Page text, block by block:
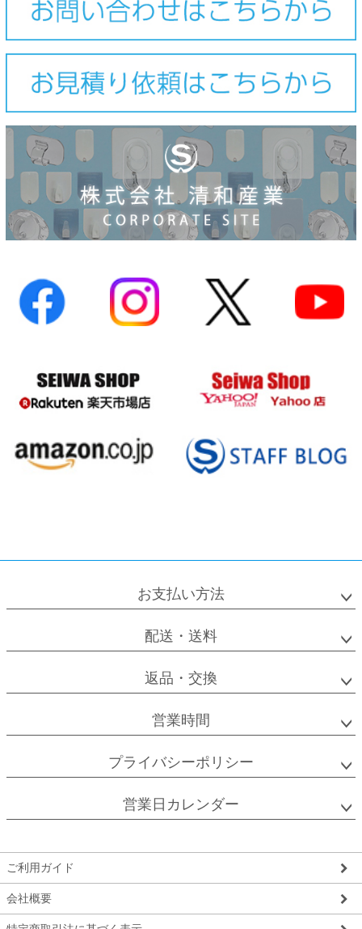
お支払い方法
配送・送料
返品・交換
営業時間
プライバシーポリシー
営業日カレンダー
ご利用ガイド
会社概要